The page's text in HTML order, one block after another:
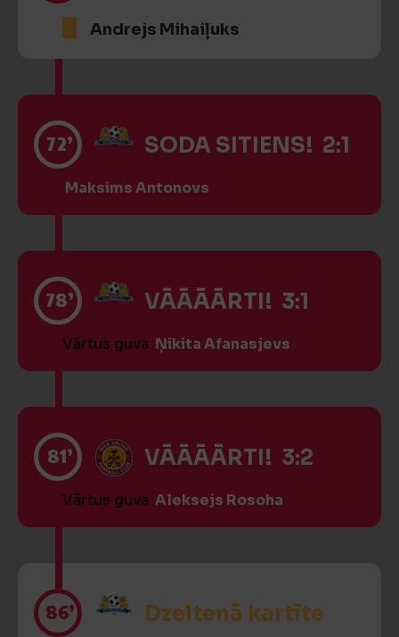
Andrejs Mihaiļuks
72’ SODA SITIENS! 2:1
Maksims Antonovs
78’ VĀĀĀĀRTI! 3:1
Vārtus guva Ņikita Afanasjevs
81’ VĀĀĀĀRTI! 3:2
Vārtus guva Aleksejs Rosoha
86’ Dzeltenā kartīte